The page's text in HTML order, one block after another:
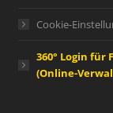
Cookie-
360° Login für
(Online-